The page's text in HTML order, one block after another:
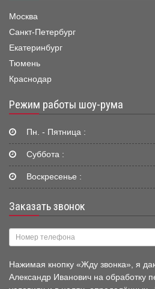
Москва
Санкт-Петербург
Екатеринбург
Тюмень
Краснодар
Режим работы шоу-рума
Пн. - Пятница :
Суббота :
Воскресенье :
Заказать звонок
Нажимая кнопку «Жду звонка», я
Александр Иванович на обработку